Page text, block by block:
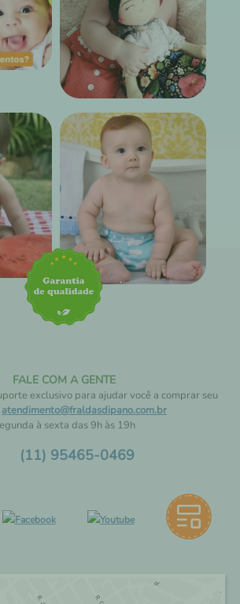
FALE COM A GENTE
exclusivo para ajudar você a comprar seu
atendimento@fraldasdipano.com.br
à sexta das 9h às 19h
(11) 95465-0469